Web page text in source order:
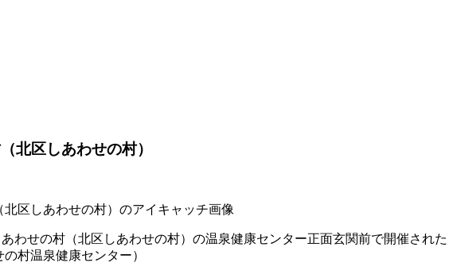
北区しあわせの村）
わせの村（北区しあわせの村）の温泉健康センター正面玄関前で開催され
村温泉健康センター）